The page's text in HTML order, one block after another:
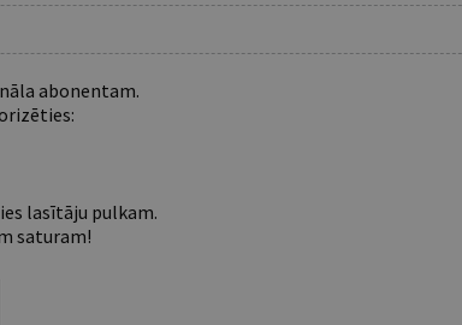
abonentam.
lasītāju pulkam.
saturam!